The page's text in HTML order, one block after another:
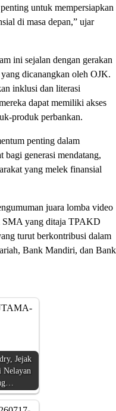
untuk mempersiapkan
di masa depan,” ujar
ini sejalan dengan gerakan
dicanangkan oleh OJK.
inklusi dan literasi
dapat memiliki akses
produk perbankan.
penting dalam
bagi generasi mendatang,
yang melek finansial
juara lomba video
SMA yang ditaja TPAKD
turut berkontribusi dalam
Bank Mandiri, dan Bank
Jejak
Nelayan